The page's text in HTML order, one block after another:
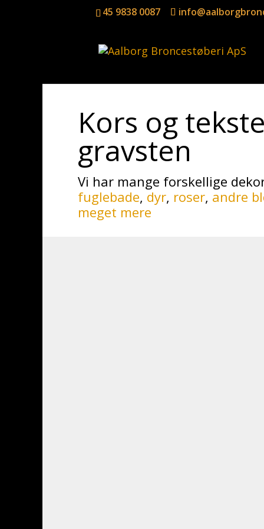
45 9838 0087
Kors og
gravsten
Vi har mange forskellige
fuglebade, dyr, roser, andre
meget mere